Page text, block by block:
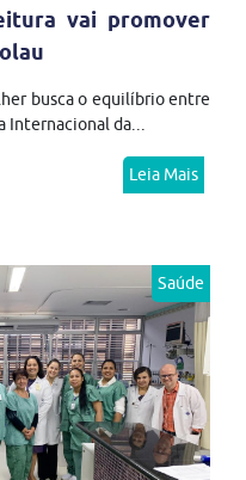
vai promover
busca o equilíbrio entre
Internacional da...
Leia Mais
Saúde